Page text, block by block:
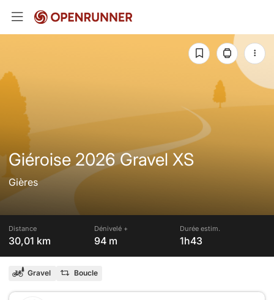
Giéroise 2026 Gravel XS
Gières
Distance
30,01 km
Dénivelé +
94 m
Durée estim.
1h43
Gravel Boucle